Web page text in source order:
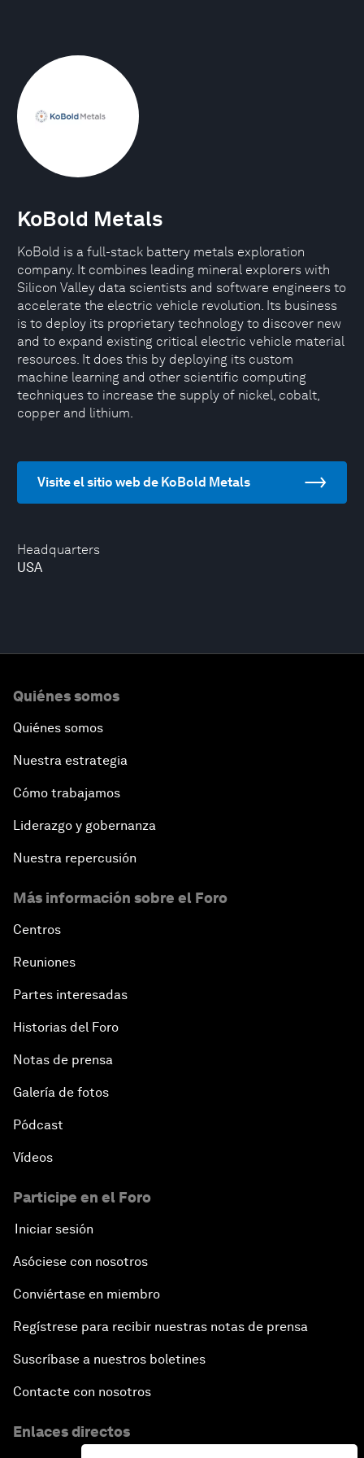
Headquarters
USA
KoBold Metals
KoBold is a full-stack battery metals exploration
company. It combines leading mineral explorers with
Silicon Valley data scientists and software engineers to
accelerate the electric vehicle revolution. Its business
is to deploy its proprietary technology to discover new
and to expand existing critical electric vehicle material
resources. It does this by deploying its custom
machine learning and other scientific computing
techniques to increase the supply of nickel, cobalt,
copper and lithium.
Visite el sitio web de KoBold Metals
Quiénes somos
Quiénes somos
Nuestra estrategia
Cómo trabajamos
Liderazgo y gobernanza
Nuestra repercusión
Más información sobre el Foro
Centros
Reuniones
Partes interesadas
Historias del Foro
Notas de prensa
Galería de fotos
Pódcast
Vídeos
Participe en el Foro
Iniciar sesión
Asóciese con nosotros
Conviértase en miembro
Regístrese para recibir nuestras notas de prensa
Suscríbase a nuestros boletines
Contacte con nosotros
Enlaces directos